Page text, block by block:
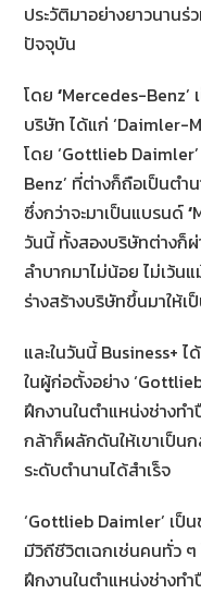
o
ประวัติมาอย่างยาวนานร่
ปัจจุบัน
โดย‘Mercedes-Benz’
บริษัท ได้แก่ ‘Daimler-
โดย ‘Gottlieb
Benz’ ที่ต่างก็ถือเป็นต
ซึ่งกว่าจะมาเป็นแบรนด์‘
วันนี้ ทั้งสองบริษัทต่างก็ผ่
ลำบากมาไม่น้อย ไม่เว้น
ร่างสร้างบริษัทขึ้นมาให้เ
และในวันนี้ Business+
ในผู้ก่อตั้งอย่าง
ฝึกงานในตำแหน่งช่างท
กล้าก็ผลักดันให้เขาเป็น
ระดับตำนานได้สำเร็จ
‘Gottlieb Daimler’ เป็
มีวิถีชีวิตเฉกเช่นคนทั่ว ๆ
ฝึกงานในตำแหน่งช่างท